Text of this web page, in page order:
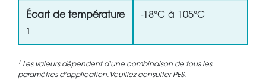
Écart de température -18°C à 105°C
1 Les valeurs dépendent d'une combinaison de tous les
paramètres d'application. Veuillez consulter PES.